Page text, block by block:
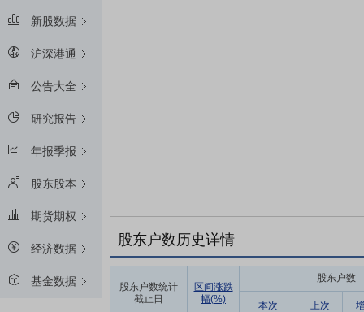
新股数据
沪深港通
公告大全
研究报告
年报季报
股东股本
期货期权
经济数据
基金数据
股东户数历史详情
股东户数统计
截止日
区间涨跌
幅(%)
股东户数
本次 上次